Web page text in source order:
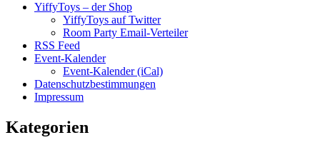
YiffyToys – der Shop
YiffyToys auf Twitter
Room Party Email-Verteiler
RSS Feed
Event-Kalender
Event-Kalender (iCal)
Datenschutzbestimmungen
Impressum
Kategorien